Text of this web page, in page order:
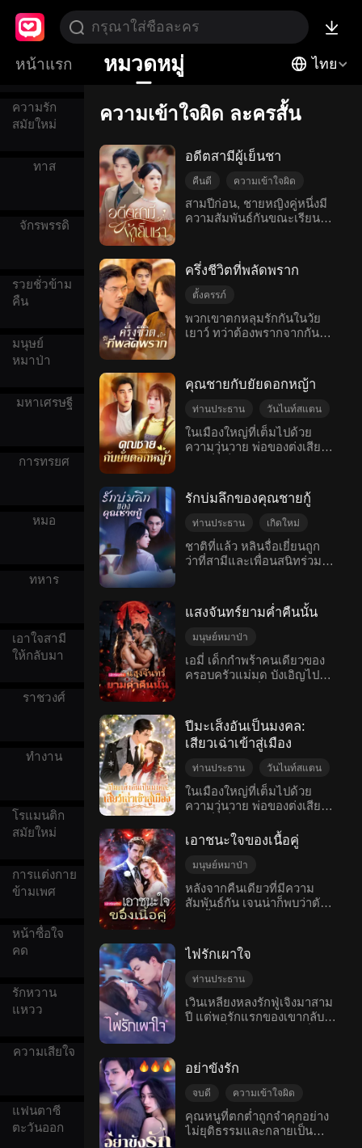
หน้าแรก หมวดหมู่ ไทย
ชน
ความรัก
สมัยใหม่
ทาส
จักรพรรดิ
รวยชั่วข้าม
คืน
มนุษย์
หมาป่า
มหาเศรษฐี
การทรยศ
หมอ
ทหาร
เอาใจสามี
ให้กลับมา
ราชวงศ์
ทำงาน
โรแมนติก
สมัยใหม่
การแต่งกาย
ข้ามเพศ
หน้าซื่อใจ
คด
รักหวาน
แหวว
ความเสียใจ
แฟนตาซี
ตะวันออก
ความเข้าใจผิด ละครสั้น
อดีตสามีผู้เย็นชา
คืนดี
ความเข้าใจผิด
ตามจีบคนรัก
อกหัก
โรแมนติกสมัยใหม่
สามปีก่อน, ชายหญิงคู่หนึ่งมี
ความสัมพันธ์กันขณะเรียนที่
ยั้งคิดด้วยความฝันที่จะเดิน
ทางรอบโลกด้วยกัน อย่างไร
ก็ตาม ชายหนุ่มบังเอิญเห็น
และเข้าใจผิดว่าหญิงสาวมี
ความสัมพันธ์กับชายสูงวัยที่ดู
ต่อมา เมื่อพวกเขาได้พบกัน
อีกครั้ง ชายหนุ่มได้ใกล้ชิดกับ
ผู้หญิงอีกคนหนึ่ง...
ครึ่งชีวิตที่พลัดพราก
ตั้งครรภ์
ความรักกับผมสีเงิน
ความเข้าใจผิด
คืนดี
พวกเขาตกหลุมรักกันในวัย
เยาว์ ทว่าต้องพรากจากกัน
ไม่นานก็โดนแย่งไปอีก ต่อมา
เธอไปตามหาถึงที่บ้านแม่สามี
แต่แม่สามีผู้ใจร้ายกลับหลอก
จากนั้นก็ไล่เธอออกไป เธอกับ
สามีและลูกชายได้พบกันอีก
ต่าง ๆ ในที่สุดครอบครัวทั้ง
สามคนก็ได้มาอยู่พร้อมหน้า
พร้อมตากันอีกครั้ง
คุณชายกับยัยดอกหญ้า
ท่านประธาน
วันไนท์สแตน
ตั้งครรภ์
ความเข้าใจผิด
ครอบครัว
รักหวานแหวว
ในเมืองใหญ่ที่เต็มไปด้วย
ความวุ่นวาย พ่อของต่งเสียว
แต่กลับถูกนายจ้างที่ไร้
จิตสำนึกขับรถชนจนต้องเข้า
โรงพยาบาลในสภาพอันตราย
เฉ่าเข้ามาในเมืองเพื่อทวงหนี้
เธอกลับมีความสัมพันธ์ชั่ว
เคร่งครัด แต่กลับถูกเข้าใจผิด
ว่าเธอจงใจเข้าหาเขา ไม่นาน
หลังจากนั้น ต่งเสียวเฉ่าพบว่า
ตัวเองตั้งครรภ์ และในขณะ
เดียวกันก็ถูกไล่ออกจากโรง
พยาบาลเพราะไม่มีเงินจ่ายค่า
เก่าขายเพื่อประทังชีวิต พ่อ
ของเธอพยายามเสี่ยงชีวิตอีก
ครั้งเพื่อเรียกร้องเงินค่าจ้าง
เพื่อหลานที่กำลังจะลืมตาดู
โลก ต่งเสียวเฉ่าตกใจมาก
และรีบวิ่งไปช่วยพ่อ แต่กลับ
ต้องเผชิญกับวิกฤตครั้งใหญ่
คลายความเข้าใจผิดและรู้ว่า
เขา เขาจึงปรากฏตัวขึ้นอย่าง
กับวีรบุรุษเพื่อช่วยเหลือเธอ
และครอบครัวของเธอให้พ้น
จากความเดือดร้อน ทั้ง
อย่างเต็มที่!
รักบ่มลึกของคุณชายกู้
ท่านประธาน
เกิดใหม่
การต่อสู้กลับ
ความเข้าใจผิด
อกหัก
ชาติที่แล้ว หลินจื่อเยี่ยนถูก
ว่าที่สามีและเพื่อนสนิทร่วมมือ
ที่เธอเกลียดที่สุด—กู้เฉินโจว
ยอมตายพร้อมกับเธอ เมื่อเธอ
ได้กลับมาเกิดใหม่เมื่อสี่ปีก่อน
เธอตัดสินใจจะเอาคืนทุก
อย่าง ชาตินี้เธอเดินเกมอย่าง
รอบคอบ แกล้งทำเป็นยอม
ตั้งใจเข้าหากู้เฉินโจว แต่กู้
เฉินโจวกลับไม่กล้าเชื่อใจเธอ
อีกเพราะการกระทำที่ผ่านมา
แต่ก็ยังยอมถลำลึก แม้จะ
ยอมตายเพื่อเธอ “อาเยี่ยน ถ้า
ฉันตาย เธอจะเสียใจไหม?”
มาหลอกหลอนอีกครั้ง เมื่อ
ความจริงที่ไม่คาดคิดถูกเปิด
เผย เมื่อแผนการของพ่อกับหลู
ซานซานปรากฏขึ้น—ครั้งนี้
หลินจื่อเยี่ยนไม่เพียงต้องการ
ให้ศัตรูชดใช้ด้วยเลือด แต่ยัง
แน่น
แสงจันทร์ยามค่ำคืนนั้น
มนุษย์หมาป่า
ความเข้าใจผิด
วันไนท์สแตน
จบดี
เอมี่ เด็กกำพร้าคนเดียวของ
ครอบครัวแม่มด บังเอิญไปมี
หมาป่าที่ใกล้จะสูญพันธุ์ และ
ตั้งทองลูกเขา ซึ่งมันสามารถ
ช่วยกลุ่มหมาป่าสืบพันธุ์ได้ วิล
เลียมจึงดูแลเธออย่างดีเป็น
และแผนร้าย ความจริงที่น่า
ประหลาดใจก็ปรากฏขึ้นว่า เอ
แห่งจันทราผู้พิทักษ์หมาป่า...
ปีมะเส็งอันเป็นมงคล:
เสียวเฉ่าเข้าสู่เมือง
ท่านประธาน
วันไนท์สแตน
ตั้งครรภ์
ความเข้าใจผิด
ครอบครัว
รักหวานแหวว
ในเมืองใหญ่ที่เต็มไปด้วย
ความวุ่นวาย พ่อของต่งเสียว
พยายามเรียกร้องเงินค่าจ้าง
แต่กลับถูกนายจ้างที่ไร้
จิตสำนึกขับรถชนจนต้องเข้า
โรงพยาบาลในสภาพอันตราย
ถึงชีวิต ในระหว่างที่ต่งเสียว
เฉ่าเข้ามาในเมืองเพื่อทวงหนี้
หนุ่มผู้มีศีลธรรมสูงส่งและ
ว่าเธอจงใจเข้าหาเขา ไม่นาน
หลังจากนั้น ต่งเสียวเฉ่าพบว่า
ตัวเองตั้งครรภ์ และในขณะ
เดียวกันก็ถูกไล่ออกจากโรง
อาศัยนอนริมถนนและเก็บของ
ของเธอพยายามเสี่ยงชีวิตอีก
ครั้งเพื่อเรียกร้องเงินค่าจ้าง
เพื่อหลานที่กำลังจะลืมตาดู
โลก ต่งเสียวเฉ่าตกใจมาก
เอาชนะใจของเนื้อคู่
มนุษย์หมาป่า
วันไนท์สแตน
ความเข้าใจผิด
เด็กน้อย
หลังจากคืนเดียวที่มีความ
สัมพันธ์กัน เจนน่าก็พบว่าตัว
น่าจึงพยายามที่จะลงโทษเธอ
ในขณะเดียวกัน คาร์ลเองก็
ปฏิเสธอย่างสิ้นเชิงว่าไม่มีส่วน
จำเป็นต้องจากไปพร้อมกับลูก
ในท้องของเธอ โดยไม่มีใคร
ครั้งทำให้พวกเขาได้รู้ความ
จริงที่น่าตกใจว่า พวกเขาคือคู่
แท้ที่ถูกลิขิตของกันและกันมา
ไฟรักเผาใจ
ท่านประธาน
หญิงแข็งแกร่ง
รักแรก
ความเข้าใจผิด
ตั้งครรภ์
เวินเหลียงหลงรักฟู่เจิงมาสาม
ปี แต่พอรักแรกของเขากลับ
ผ่านมาแถมยังไล่เธอออกทั้ง ๆ
ที่เธอยังตั้งท้องอยู่ แต่หลังจาก
นั้นไม่นาน ฟู่เจิงก็ได้เห็นธาตุ
มาก คุกเข้าอยู่ในท่ามกลาง
สายฝนเพียงเพื่อขอให้เธอกลับ
อย่าขังรัก
จบดี
ความเข้าใจผิด
อกหัก
โรแมนติกสมัยใหม่
คุณหนูที่ตกต่ำถูกจำคุกอย่าง
ไม่ยุติธรรมและกลายเป็น